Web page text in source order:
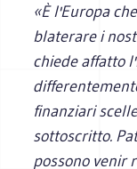
«È l'Europa
blaterare i
chiede affatto
finanziari
sottoscritto.
possono venir